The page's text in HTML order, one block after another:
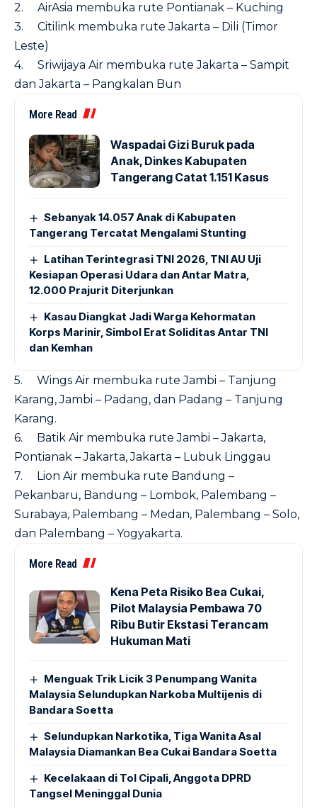
2. AirAsia membuka rute Pontianak – Kuching
3. Citilink membuka rute Jakarta – Dili (Timor
Leste)
4. Sriwijaya Air membuka rute Jakarta – Sampit
dan Jakarta – Pangkalan Bun
More Read
Waspadai Gizi Buruk pada
Anak, Dinkes Kabupaten
Tangerang Catat 1.151 Kasus
Sebanyak 14.057 Anak di Kabupaten
Tangerang Tercatat Mengalami Stunting
Latihan Terintegrasi TNI 2026, TNI AU Uji
Kesiapan Operasi Udara dan Antar Matra,
12.000 Prajurit Diterjunkan
Kasau Diangkat Jadi Warga Kehormatan
Korps Marinir, Simbol Erat Soliditas Antar TNI
dan Kemhan
5. Wings Air membuka rute Jambi – Tanjung
Karang, Jambi – Padang, dan Padang – Tanjung
Karang.
6. Batik Air membuka rute Jambi – Jakarta,
Pontianak – Jakarta, Jakarta – Lubuk Linggau
7. Lion Air membuka rute Bandung –
Pekanbaru, Bandung – Lombok, Palembang –
Surabaya, Palembang – Medan, Palembang – Solo,
dan Palembang – Yogyakarta.
More Read
Kena Peta Risiko Bea Cukai,
Pilot Malaysia Pembawa 70
Ribu Butir Ekstasi Terancam
Hukuman Mati
Menguak Trik Licik 3 Penumpang Wanita
Malaysia Selundupkan Narkoba Multijenis di
Bandara Soetta
Selundupkan Narkotika, Tiga Wanita Asal
Malaysia Diamankan Bea Cukai Bandara Soetta
Kecelakaan di Tol Cipali, Anggota DPRD
Tangsel Meninggal Dunia